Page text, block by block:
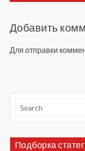
Добавить
Для отправки
Подборка